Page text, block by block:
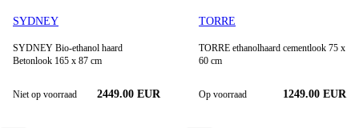
SYDNEY
SYDNEY Bio-ethanol haard
Betonlook 165 x 87 cm
Niet op voorraad 2449.00 EUR
TORRE
TORRE ethanolhaard cementlook 75 x
60 cm
Op voorraad 1249.00 EUR